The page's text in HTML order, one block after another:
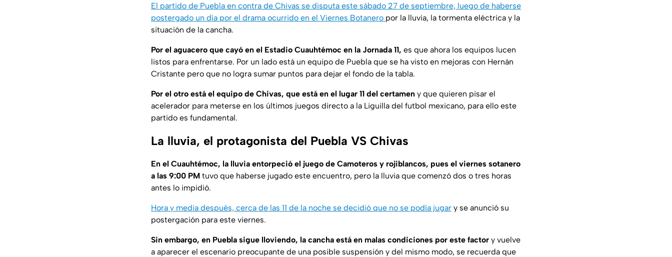
El partido de Puebla en contra de Chivas se disputa este sábado 27 de septiembre, luego de haberse
postergado un día por el drama ocurrido en el Viernes Botanero por la lluvia, la tormenta eléctrica y la
situación de la cancha.
Por el aguacero que cayó en el Estadio Cuauhtémoc en la Jornada 11, es que ahora los equipos lucen
listos para enfrentarse. Por un lado está un equipo de Puebla que se ha visto en mejoras con Hernán
Cristante pero que no logra sumar puntos para dejar el fondo de la tabla.
Por el otro está el equipo de Chivas, que está en el lugar 11 del certamen y que quieren pisar el
acelerador para meterse en los últimos juegos directo a la Liguilla del futbol mexicano, para ello este
partido es fundamental.
La lluvia, el protagonista del Puebla VS Chivas
En el Cuauhtémoc, la lluvia entorpeció el juego de Camoteros y rojiblancos, pues el viernes sotanero
a las 9:00 PM tuvo que haberse jugado este encuentro, pero la lluvia que comenzó dos o tres horas
antes lo impidió.
Hora y media después, cerca de las 11 de la noche se decidió que no se podía jugar y se anunció su
postergación para este viernes.
Sin embargo, en Puebla sigue lloviendo, la cancha está en malas condiciones por este factor y vuelve
a aparecer el escenario preocupante de una posible suspensión y del mismo modo, se recuerda que